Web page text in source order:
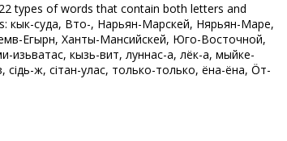
types of words that contain both letters and
кык-суда, Вто-, Нарьян-Марскей, Нярьян-Маре,
Егырӧн, Ханты-Мансийскей, Юго-Восточной,
изьватас, кызь-вит, луннас-а, лёк-а, мыйке-
жӧ, сітан-улас, только-только, ёна-ёна, Ӧт-